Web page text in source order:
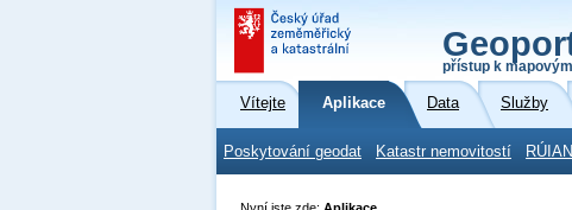
přístup k
Vítejte Aplikace Data Služby
Poskytování geodat Katastr nemovitostí RÚIAN